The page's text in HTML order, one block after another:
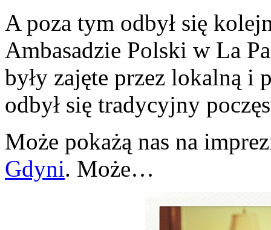
A poza tym odbył się
Ambasadzie Polski w La
były zajęte przez lokalną i
odbył się tradycyjny
Może pokażą nas na
Gdyni. Może…